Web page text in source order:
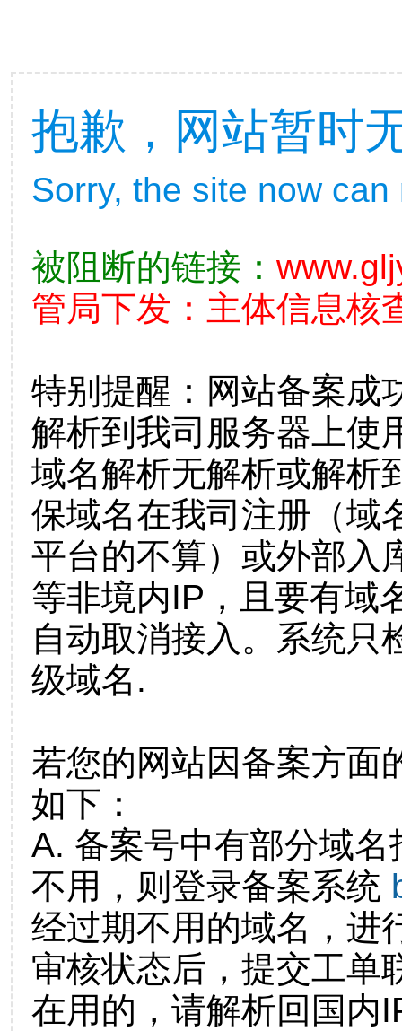
抱歉，网站暂时
Sorry, the site now
被阻断的链接：
管局下发：主体信息核
特别提醒：网站备案成
解析到我司服务器上使
域名解析无解析或解析
保域名在我司注册（域
平台的不算）或外部入
等非境内IP，且要有域
自动取消接入。系统只
级域名.
若您的网站因备案方面
如下：
A. 备案号中有部分域
不用，则登录备案系统
经过期不用的域名，进
审核状态后，提交工单
在用的，请解析回国内